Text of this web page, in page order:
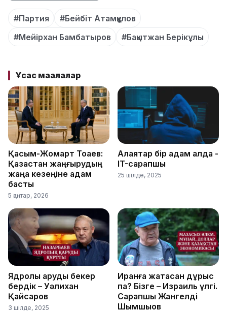
#Партия
#Бейбіт Атамқұлов
#Мейірхан Бамбатыров
#Бақытжан Берікұлы
Ұқсас мақалалар
Қасым-Жомарт Тоқаев:
Қазақстан жаңғырудың
жаңа кезеңіне қадам
басты
5 қаңтар, 2026
Алаяқтар бір қадам алда -
IT-сарапшы
25 шілде, 2025
Ядролық қаруды бекер
бердік – Уәлихан
Қайсаров
3 шілде, 2025
Иранға жақтасқан дұрыс
па? Бізге – Израиль үлгі.
Сарапшы Жангелді
Шымшықов